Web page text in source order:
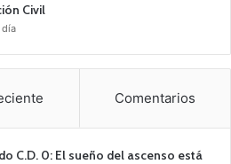
Civil
día
Comentarios
C.D. 0: El sueño del ascenso está